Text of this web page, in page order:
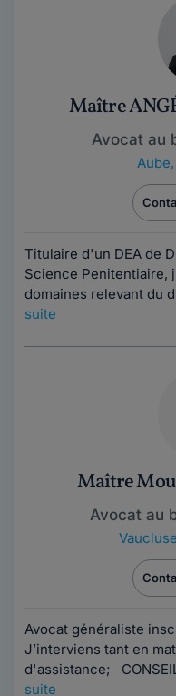
Maître
Avocat au
Aube,
Titulaire d'un DEA de
Science Penitentiaire,
domaines relevant du
suite
Maître
Avocat au
Vaucluse
Avocat généraliste
J’interviens tant en
d'assistance;
suite